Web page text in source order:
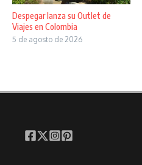
Despegar lanza su Outlet de
Viajes en Colombia
5 de agosto de 2026